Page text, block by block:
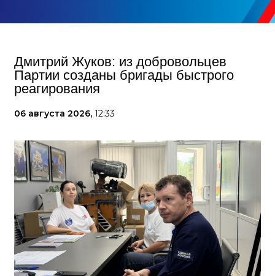
Дмитрий Жуков: из добровольцев
Партии созданы бригады быстрого
реагирования
06 августа 2026, 12:33